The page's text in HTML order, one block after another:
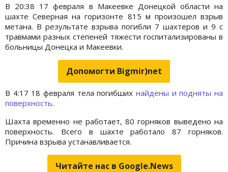
В 20:38 17 февраля в Макеевке Донецкой области на
шахте Северная на горизонте 815 м произошел взрыв
метана. В результате взрыва погибли 7 шахтеров и 9 с
травмами разных степеней тяжести госпитализированы в
больницы Донецка и Макеевки.
Допомогти Bigmir)net
В 4:17 18 февраля тела погибших найдены и подняты на
поверхность.
Шахта временно не работает, 80 горняков выведено на
поверхность. Всего в шахте работало 87 горняков.
Причина взрыва устанавливается.
Читайте нас в Google.News